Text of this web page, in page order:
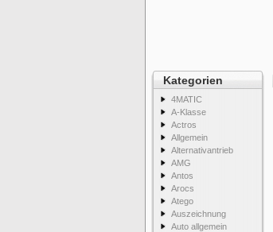
Kategorien
4MATIC
A-Klasse
Actros
Allgemein
Alternativantrieb
AMG
Antos
Arocs
Atego
Auszeichnung
Auto allgemein